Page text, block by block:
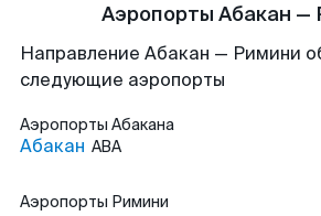
Аэропорты Абакан —
Направление Абакан — Римини
следующие аэропорты
Аэропорты Абакана
Абакан ABA
Аэропорты Римини